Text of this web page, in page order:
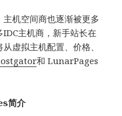
机空间商也逐渐被更多
主机商，新手站长在
虚拟主机配置、价格、
和 LunarPages
简介